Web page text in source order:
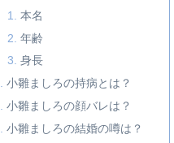
本名
年齢
身長
小雛ましろの持病とは？
小雛ましろの顔バレは？
小雛ましろの結婚の噂は？